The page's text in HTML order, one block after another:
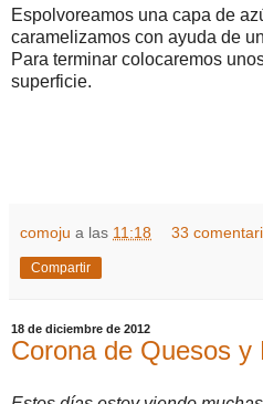
Espolvoreamos una capa de
caramelizamos con ayuda de
Para terminar colocaremos
superficie.
comoju a las 11:18 33
Compartir
18 de diciembre de 2012
Corona de Quesos y